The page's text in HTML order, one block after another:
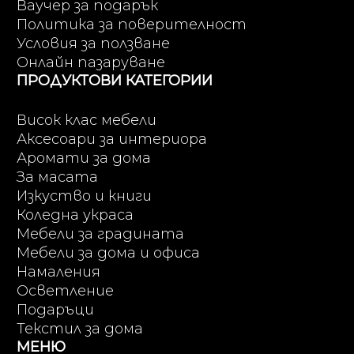
Ваучер за подарък
Политика за поверителност
Условия за ползване
Онлайн пазаруване
ПРОДУКТОВИ КАТЕГОРИИ
Висок клас мебели
Аксесоари за интериора
Аромати за дома
За масата
Изкуство и книги
Коледна украса
Мебели за градината
Мебели за дома и офиса
Намаления
Осветление
Подаръци
Текстил за дома
МЕНЮ